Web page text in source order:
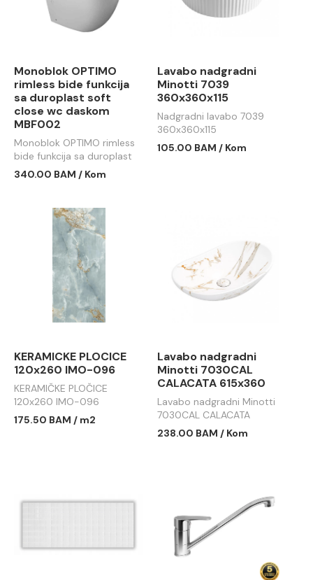
Monoblok OPTIMO
rimless bide funkcija
sa duroplast soft
close wc daskom
MBF002
Monoblok OPTIMO rimless
bide funkcija sa duroplast
soft close wc daskom
340.00 BAM / Kom
Lavabo nadgradni
Minotti 7039
360x360x115
Nadgradni lavabo 7039
360x360x115
105.00 BAM / Kom
KERAMICKE PLOCICE
120x260 IMO-096
KERAMIČKE PLOČICE
120x260 IMO-096
175.50 BAM / m2
Lavabo nadgradni
Minotti 7030CAL
CALACATA 615x360
Lavabo nadgradni Minotti
7030CAL CALACATA
615x360
238.00 BAM / Kom